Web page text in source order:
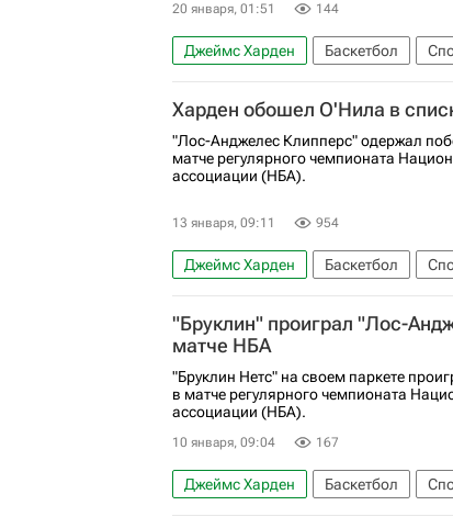
20 января, 01:51 144
Джеймс Харден Баскетбол
Оклахома-Сити Тандер
НБА
Харден обошел О'Нила в
"Лос-Анджелес Клипперс" одержал
матче регулярного чемпионата
ассоциации (НБА).
13 января, 09:11 954
Джеймс Харден Баскетбол
Лос-Анджелес Клипперс
Шарлотт
"Бруклин" проиграл "Лос-
матче НБА
"Бруклин Нетс" на своем паркете
в матче регулярного чемпионата
ассоциации (НБА).
10 января, 09:04 167
Джеймс Харден Баскетбол
Лос-Анджелес Клипперс
Бруклин